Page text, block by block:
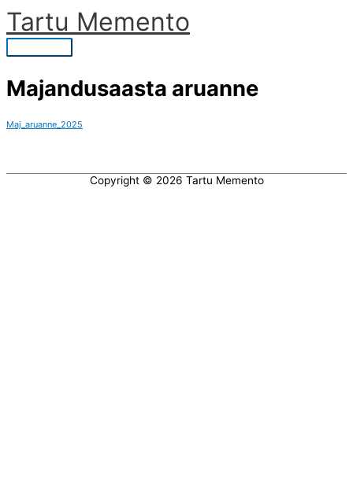
Skip
content
Tartu Memento
Main
Majandusaasta aruanne
Maj_aruanne_2025
Copyright © 2026 Tartu Memento